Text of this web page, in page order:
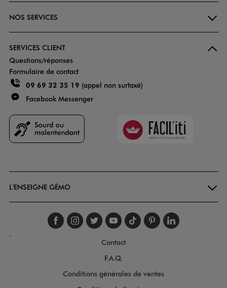
NOS SERVICES
SERVICES CLIENT
Questions/réponses
Formulaire de contact
09 69 32 35 19 (appel non surtaxé)
Facebook Messenger
Faciliti
L'ENSEIGNE GÉMO
Suivez-nous sur
Suivez-nous sur
Suivez-nous sur
Suivez-nous
Suivez-nous
Suivez-
.
Contact
F.A.Q.
Conditions générales de ventes